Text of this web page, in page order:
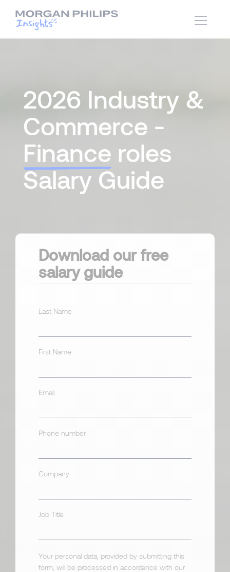
2026 Industry &
Commerce -
Finance roles
Salary Guide
Download our free
salary guide
Last Name
First Name
Email
Phone number
Company
Job Title
Your personal data, provided by submitting this
form, will be processed in accordance with our